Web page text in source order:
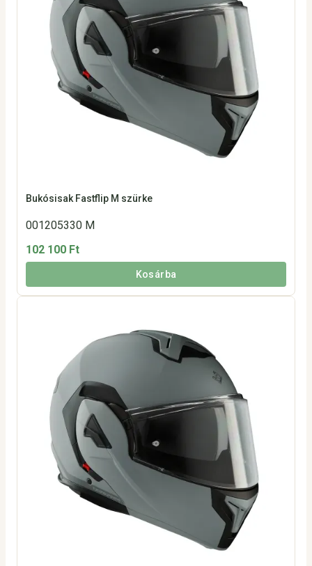
Bukósisak Fastflip M szürke
001205330 M
102 100 Ft
Kosárba